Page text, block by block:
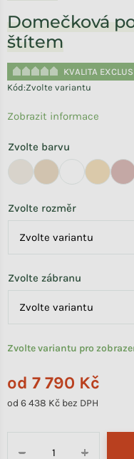
Domečková
štítem
KVALITA
Kód:Zvolte variantu
od 7 790 Kč
od 6 438 Kč bez DPH
Zvolte variantu pro
Zvolte barvu
Zvolte rozměr
Zvolte zábranu
+
−
Zobrazit informace